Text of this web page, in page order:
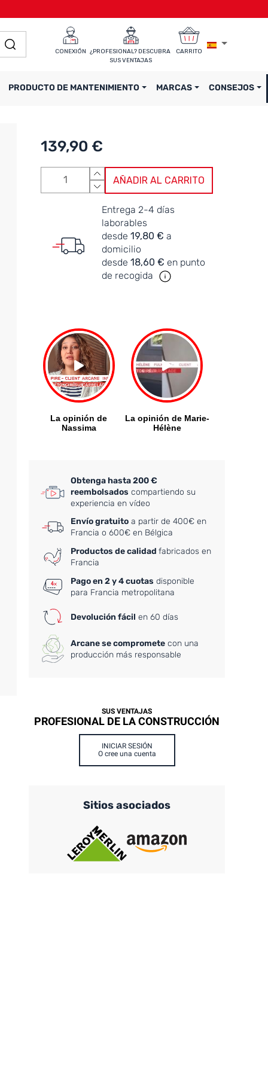
CONEXIÓN
¿PROFESIONAL? DESCUBRA
SUS VENTAJAS
CARRITO
PRODUCTO DE MANTENIMIENTO MARCAS CONSEJOS
139,90 €
AÑADIR AL CARRITO
Entrega 2-4 días
laborables
desde19,80 € a
domicilio
desde18,60 € en punto
de recogida
Obtenga hasta 200 €
reembolsados compartiendo su
experiencia en vídeo
Envío gratuito a partir de 400€ en
Francia o 600€ en Bélgica
Productos de calidadfabricados en
Francia
Pago en 2 y 4 cuotas disponible
para Francia metropolitana
Devolución fácil en 60 días
Arcane se compromete con una
producción más responsable
SUS VENTAJAS
PROFESIONAL DE LA CONSTRUCCIÓN
INICIAR SESIÓN
O cree una cuenta
Sitios asociados